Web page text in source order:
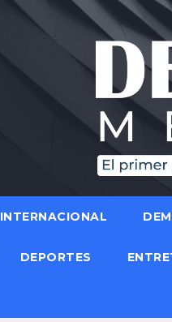
INTERNACIONAL
DEPORTES